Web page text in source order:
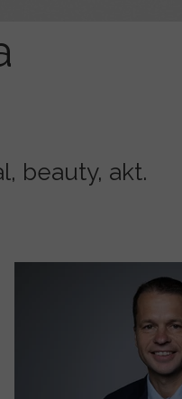
beauty, akt.